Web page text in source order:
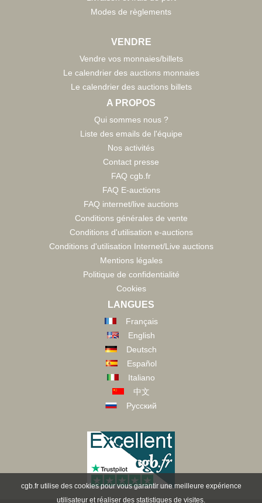
Modes de règlements
VENDRE
Vendre vos monnaies/billets
Le calendrier des auctions monnaies
Le calendrier des auctions billets
A PROPOS
Qui sommes nous ?
Liste des emails de l'équipe
Nos activités
Contact presse
FAQ cgb.fr
FAQ E-auctions
FAQ internet/live auctions
Conditions générales de vente
Conditions d'utilisation e-auctions
Conditions d'utilisation Internet/Live auctions
Mentions légales
Politique de confidentialité
Cookies
LANGUES
Français
English
Deutsch
Español
Italiano
中文
Русский
cgb.fr utilise des cookies pour vous garantir une meilleure expérience
utilisateur et réaliser des statistiques de visites.